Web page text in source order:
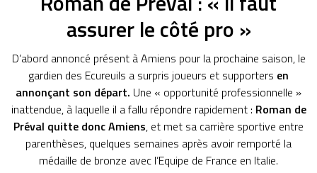
assurer le côté pro »
D’abord annoncé présent à Amiens pour la prochaine saison, le
gardien des Ecureuils a surpris joueurs et supporters en
annonçant son départ. Une « opportunité professionnelle »
inattendue, à laquelle il a fallu répondre rapidement : Roman de
Préval quitte donc Amiens, et met sa carrière sportive entre
parenthèses, quelques semaines après avoir remporté la
médaille de bronze avec l’Equipe de France en Italie.